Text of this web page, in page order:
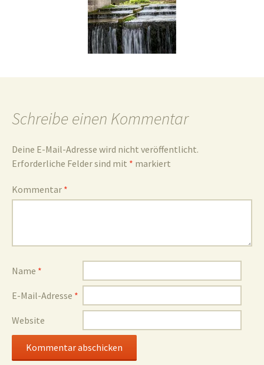
aus
und
Schreibe einen Kommentar
Deine E-Mail-Adresse wird nicht veröffentlicht.
Erforderliche Felder sind mit * markiert
Kommentar *
Name *
E-Mail-Adresse *
Website